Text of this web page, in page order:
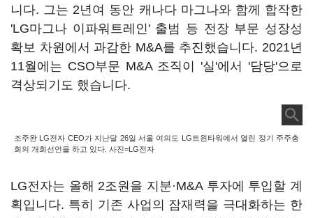
니다. 그는 2년여 동안 캐나다 마그나와 함께 합작한
'LG마그나 이파워트레인' 출범 등 전장 부문 성장성
확보 차원에서 과감한 M&A를 추진했습니다. 2021년
11월에는 CSO부문 M&A 조직이 '실'에서 '담당'으로
격상되기도 했습니다.
조주완 LG전자 CEO가 지난달 26일 서울 여의도 LG트윈타워에서 열린 정기 주주총
회의 개회선언을 하고 있다. 사진=LG전자
LG전자는 올해 2조원을 지분·M&A 투자에 투입할 계
획입니다. 특히 기존 사업의 잠재력을 극대화하는 한